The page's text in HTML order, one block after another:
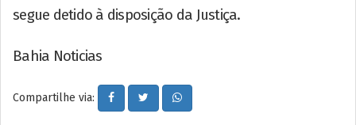
segue detido à disposição da Justiça.
Bahia Noticias
Compartilhe via: